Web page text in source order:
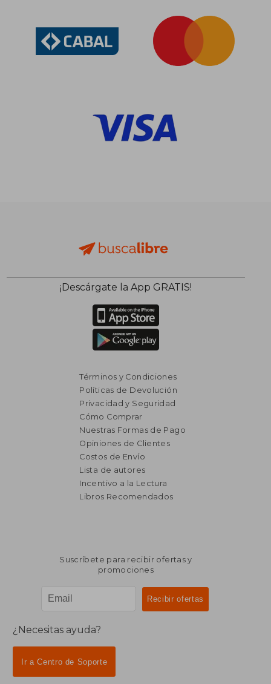
¡Descárgate la App GRATIS!
Términos y Condiciones
Políticas de Devolución
Privacidad y Seguridad
Cómo Comprar
Nuestras Formas de Pago
Opiniones de Clientes
Costos de Envío
Lista de autores
Incentivo a la Lectura
Libros Recomendados
Suscríbete para recibir ofertas y
promociones
¿Necesitas ayuda?
Ir a Centro de Soporte